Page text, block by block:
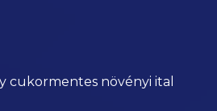
cukormentes növényi ital